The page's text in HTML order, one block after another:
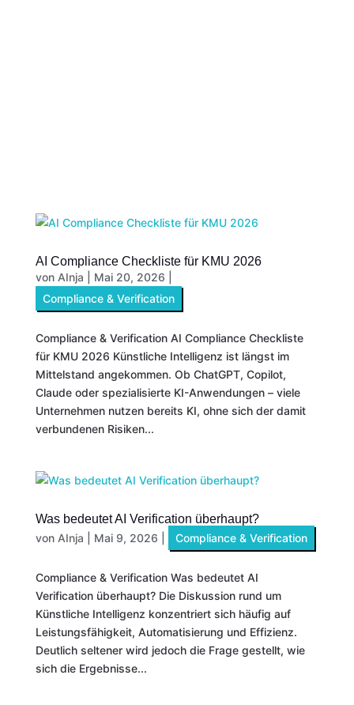
AI Compliance Checkliste für KMU 2026
von AInja Mai 20, 2026
Compliance & Verification
Compliance & Verification AI Compliance Checkliste
für KMU 2026 Künstliche Intelligenz ist längst im
Mittelstand angekommen. Ob ChatGPT, Copilot,
Claude oder spezialisierte KI-Anwendungen – viele
Unternehmen nutzen bereits KI, ohne sich der damit
verbundenen Risiken...
Was bedeutet AI Verification überhaupt?
von AInja Mai 9, 2026 Compliance & Verification
Compliance & Verification Was bedeutet AI
Verification überhaupt? Die Diskussion rund um
Künstliche Intelligenz konzentriert sich häufig auf
Leistungsfähigkeit, Automatisierung und Effizienz.
Deutlich seltener wird jedoch die Frage gestellt, wie
sich die Ergebnisse...